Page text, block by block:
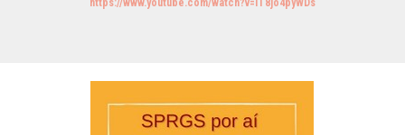
https://www.youtube.com/watch?v=iT8jo4pyWDs